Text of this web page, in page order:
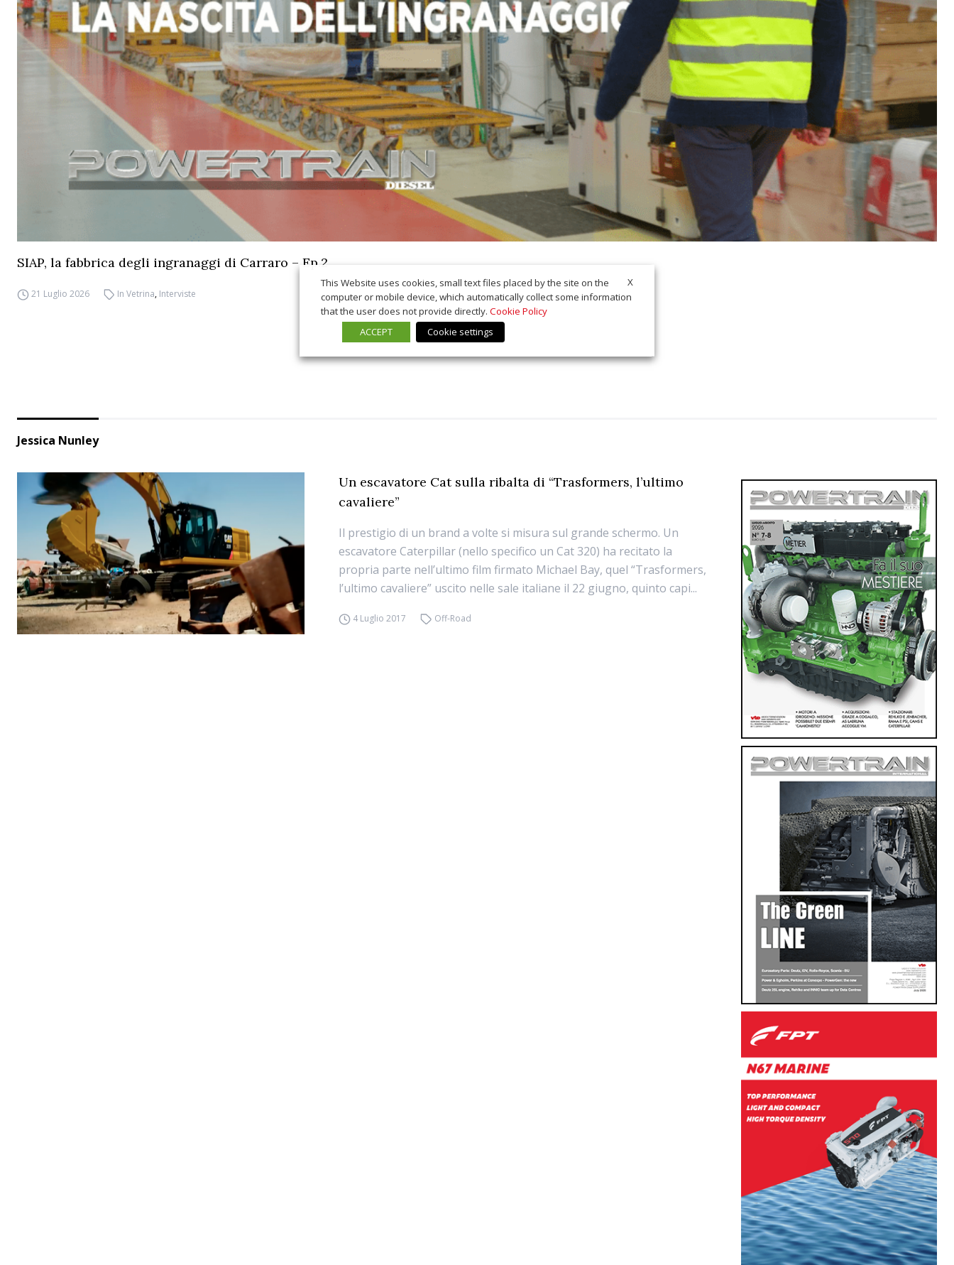
SIAP, la fabbrica degli ingranaggi di Carraro – Ep.2
21 Luglio 2026 In Vetrina, Interviste
Jessica Nunley
Un escavatore Cat sulla ribalta di “Trasformers, l’ultimo
cavaliere”
Il prestigio di un brand a volte si misura sul grande schermo. Un
escavatore Caterpillar (nello specifico un Cat 320) ha recitato la
propria parte nell’ultimo film firmato Michael Bay, quel “Trasformers,
l’ultimo cavaliere” uscito nelle sale italiane il 22 giugno, quinto capi...
4 Luglio 2017 Off-Road
X
This Website uses cookies, small text files placed by the site on the
computer or mobile device, which automatically collect some information
that the user does not provide directly. Cookie Policy
ACCEPT
Cookie settings